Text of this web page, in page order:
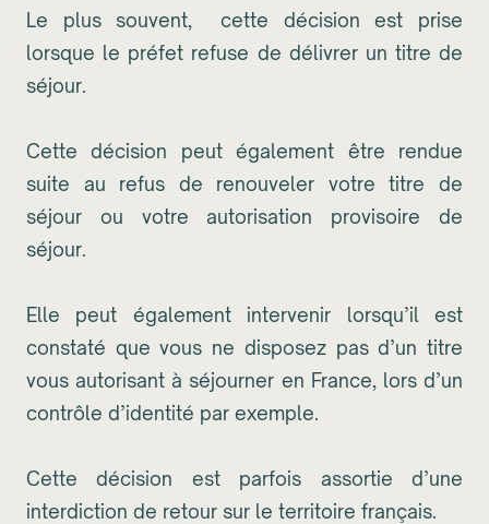
Le plus souvent, cette décision est prise
lorsque le préfet refuse de délivrer un titre de
séjour.
Cette décision peut également être rendue
suite au refus de renouveler votre titre de
séjour ou votre autorisation provisoire de
séjour.
Elle peut également intervenir lorsqu’il est
constaté que vous ne disposez pas d’un titre
vous autorisant à séjourner en France, lors d’un
contrôle d’identité par exemple.
Cette décision est parfois assortie d’une
interdiction de retour sur le territoire français.